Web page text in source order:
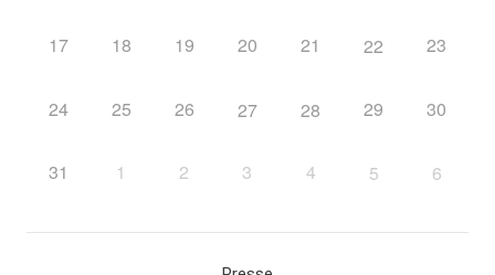
17 18 19 20 21 22 23
24 25 26 27 28 29 30
31 1 2 3 4 5 6